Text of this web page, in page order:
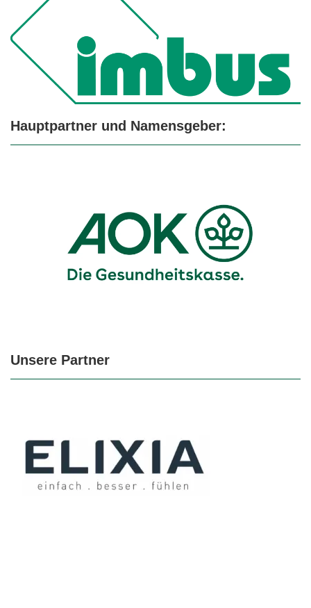
Hauptpartner und Namensgeber:
Unsere Partner